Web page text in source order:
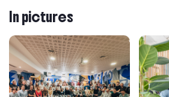
In pictures